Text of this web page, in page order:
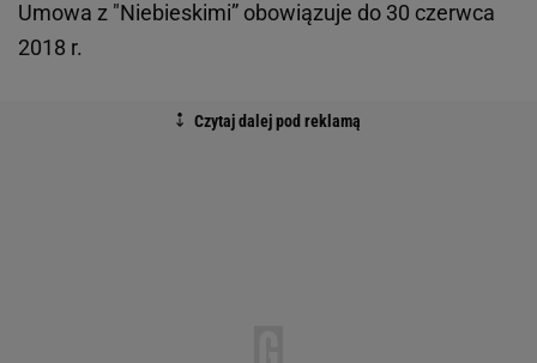
Umowa z "Niebieskimi” obowiązuje do 30 czerwca
2018 r.